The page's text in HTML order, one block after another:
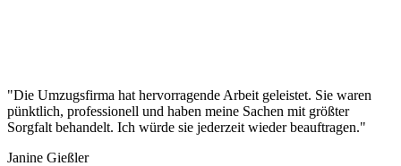
"Die Umzugsfirma hat hervorragende Arbeit geleistet. Sie waren
pünktlich, professionell und haben meine Sachen mit größter
Sorgfalt behandelt. Ich würde sie jederzeit wieder beauftragen."
Janine Gießler